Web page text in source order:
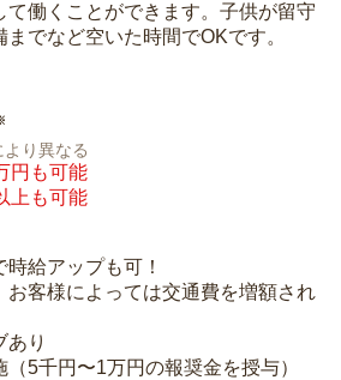
て働くことができます。子供が留守
でなど空いた時間でOKです。
り異なる
円も可能
上も可能
給アップも可！
客様によっては交通費を増額され
り
（5千円〜1万円の報奨金を授与）